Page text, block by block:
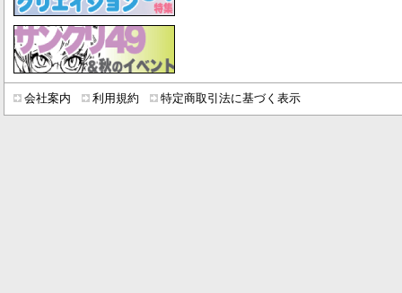
会社案内 利用規約 特定商取引法に基づく表示